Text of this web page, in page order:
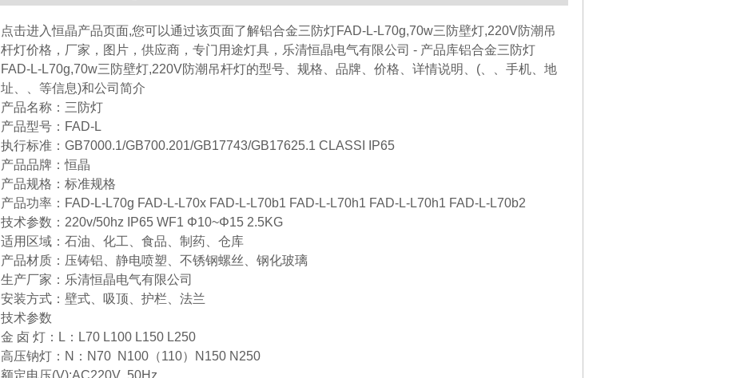
点击进入恒晶产品页面,您可以通过该页面了解铝合金三防灯FAD-L-L70g,70w三防壁灯,220V防潮吊
杆灯价格，厂家，图片，供应商，专门用途灯具，乐清恒晶电气有限公司 - 产品库铝合金三防灯
FAD-L-L70g,70w三防壁灯,220V防潮吊杆灯的型号、规格、品牌、价格、详情说明、(、、手机、地
址、、等信息)和公司简介
产品名称：三防灯
产品型号：FAD-L
执行标准：GB7000.1/GB700.201/GB17743/GB17625.1 CLASSI IP65
产品品牌：恒晶
产品规格：标准规格
产品功率：FAD-L-L70g FAD-L-L70x FAD-L-L70b1 FAD-L-L70h1 FAD-L-L70h1 FAD-L-L70b2
技术参数：220v/50hz IP65 WF1 Φ10~Φ15 2.5KG
适用区域：石油、化工、食品、制药、仓库
产品材质：压铸铝、静电喷塑、不锈钢螺丝、钢化玻璃
生产厂家：乐清恒晶电气有限公司
安装方式：壁式、吸顶、护栏、法兰
技术参数
金 卤 灯：L：L70 L100 L150 L250
高压钠灯：N：N70 N100（110）N150 N250
额定电压(V):AC220V 50Hz